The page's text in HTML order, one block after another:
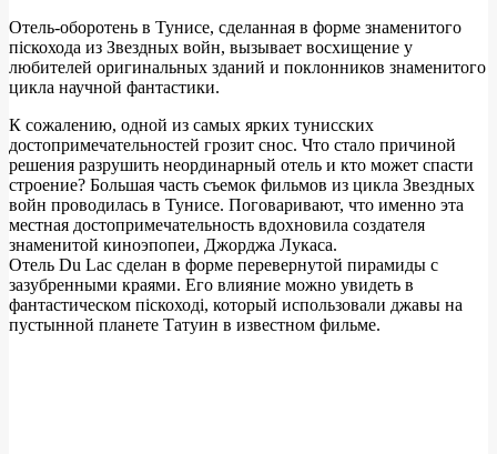
Отель-оборотень в Тунисе, сделанная в форме знаменитого
піскохода из Звездных войн, вызывает восхищение у
любителей оригинальных зданий и поклонников знаменитого
цикла научной фантастики.
К сожалению, одной из самых ярких тунисских
достопримечательностей грозит снос. Что стало причиной
решения разрушить неординарный отель и кто может спасти
строение? Большая часть съемок фильмов из цикла Звездных
войн проводилась в Тунисе. Поговаривают, что именно эта
местная достопримечательность вдохновила создателя
знаменитой киноэпопеи, Джорджа Лукаса.
Отель Du Lac сделан в форме перевернутой пирамиды с
зазубренными краями. Его влияние можно увидеть в
фантастическом піскоході, который использовали джавы на
пустынной планете Татуин в известном фильме.